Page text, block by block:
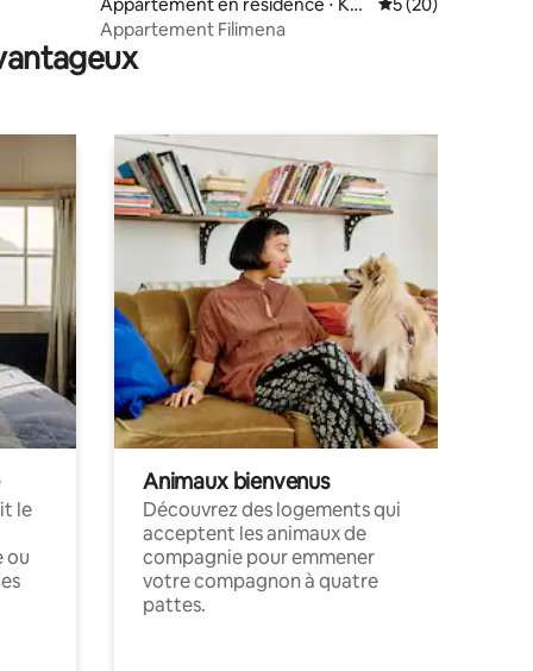
ševac
Appartement Filimena
le
ou
Animaux bienvenus
Découvrez des logements qui
acceptent les animaux de
compagnie pour emmener
votre compagnon à quatre
pattes.